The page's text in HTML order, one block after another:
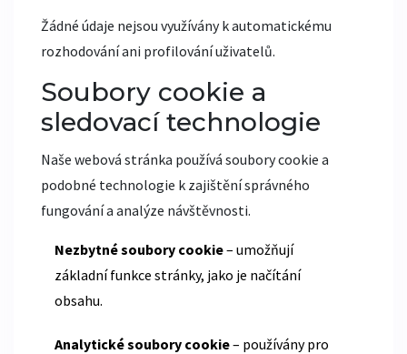
Žádné údaje nejsou využívány k automatickému
rozhodování ani profilování uživatelů.
Soubory cookie a
sledovací technologie
Naše webová stránka používá soubory cookie a
podobné technologie k zajištění správného
fungování a analýze návštěvnosti.
Nezbytné soubory cookie– umožňují
základní funkce stránky, jako je načítání
obsahu.
Analytické soubory cookie– používány pro